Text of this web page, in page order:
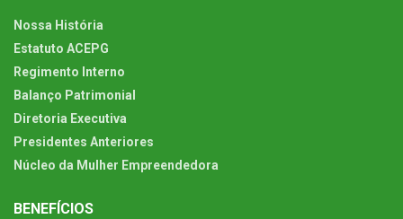
Nossa História
Estatuto ACEPG
Regimento Interno
Balanço Patrimonial
Diretoria Executiva
Presidentes Anteriores
Núcleo da Mulher Empreendedora
BENEFÍCIOS